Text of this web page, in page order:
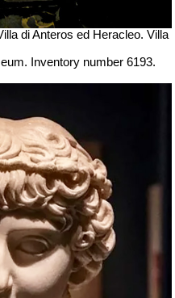
di Anteros ed Heracleo. Villa
Inventory number 6193.